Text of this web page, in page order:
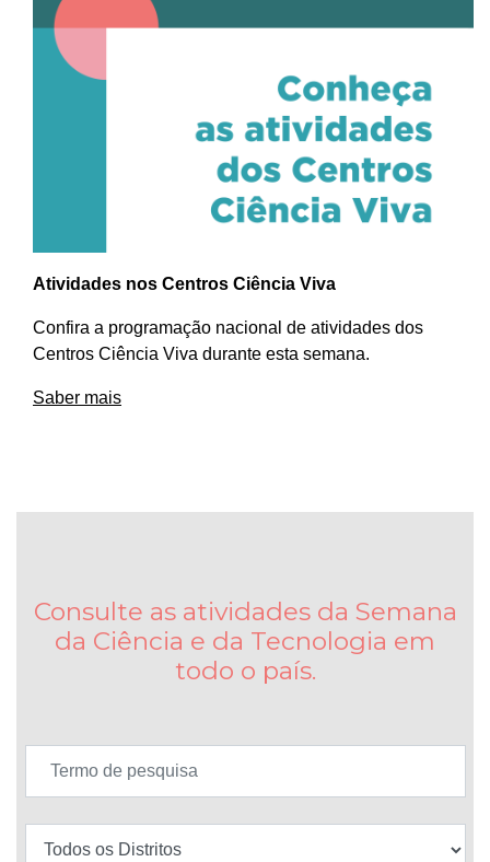
Atividades nos Centros Ciência Viva
Confira a programação nacional de atividades dos
Centros Ciência Viva durante esta semana.
Saber mais
Consulte as atividades da Semana
da Ciência e da Tecnologia em
todo o país.